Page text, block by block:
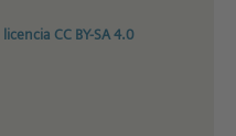
licencia CC BY-SA 4.0